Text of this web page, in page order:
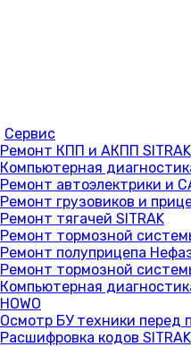
Сервис
Ремонт КПП и АКПП SITRAK
Компьютерная
Ремонт автоэлектрики и
Ремонт грузовиков и
Ремонт тягачей SITRAK
Ремонт тормозной
Ремонт полуприцепа
Ремонт тормозной
Компьютерная
HOWO
Осмотр БУ техники перед
Расшифровка кодов SITRAK